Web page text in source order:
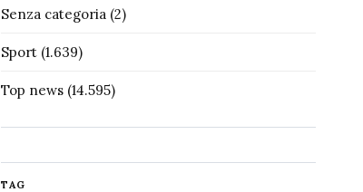
Senza categoria(2)
Sport(1.639)
Top news(14.595)
TAG